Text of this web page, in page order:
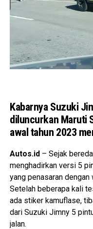
Kabarnya Suzuki
diluncurkan Maruti
awal tahun 2023
Autos.id – Sejak
menghadirkan versi 5
yang penasaran
Setelah beberapa kali
ada stiker kamuflase,
dari Suzuki Jimny 5
jalan.